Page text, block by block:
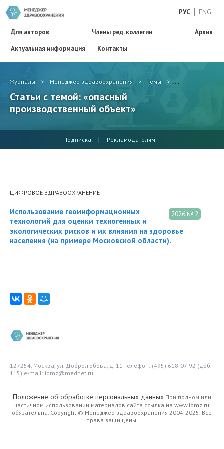
РУС ENG
Для авторов Члены ред. коллегии
Архив
Актуальная информация
Контакты
Журналы > Менеджер здравоохранения > Темы > опасный
Статьи с темой: «опасный
производственный объект»
Подписка | Рекламодателям
ЦИФРОВОЕ ЗДРАВООХРАНЕНИЕ
2026 № 2
Использование геоинформационных
технологий для оценки техногенных и
экологических рисков и их влияния на здоровье
населения (на примере Московской области).
127254, Москва, ул. Добролюбова, д. 11 Телефон: (495) 618-07-92 (доб.
115) e-mail: idmz@mednet.ru
Положение об обработке персональных данныхПри полном или
частичном использовании материалов сайта ссылка на www.idmz.ru
обязательна. Copyright © Менеджер здравоохранения 2004-2025. Все
права защищены.